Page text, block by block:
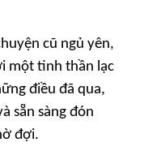
cũ ngủ yên,
một tinh thần lạc
điều đã qua,
sẵn sàng đón
đợi.